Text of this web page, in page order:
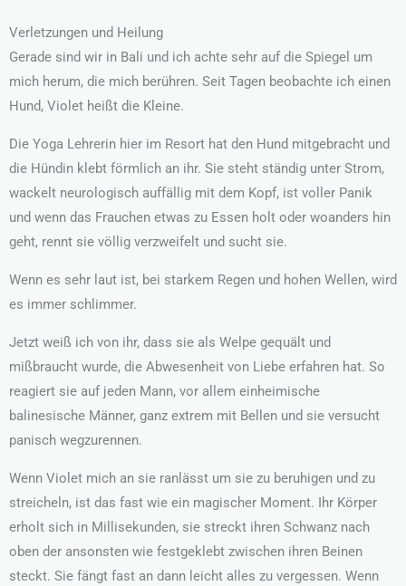
Verletzungen und Heilung
Gerade sind wir in Bali und ich achte sehr auf die Spiegel um
mich herum, die mich berühren. Seit Tagen beobachte ich einen
Hund, Violet heißt die Kleine.
Die Yoga Lehrerin hier im Resort hat den Hund mitgebracht und
die Hündin klebt förmlich an ihr. Sie steht ständig unter Strom,
wackelt neurologisch auffällig mit dem Kopf, ist voller Panik
und wenn das Frauchen etwas zu Essen holt oder woanders hin
geht, rennt sie völlig verzweifelt und sucht sie.
Wenn es sehr laut ist, bei starkem Regen und hohen Wellen, wird
es immer schlimmer.
Jetzt weiß ich von ihr, dass sie als Welpe gequält und
mißbraucht wurde, die Abwesenheit von Liebe erfahren hat. So
reagiert sie auf jeden Mann, vor allem einheimische
balinesische Männer, ganz extrem mit Bellen und sie versucht
panisch wegzurennen.
Wenn Violet mich an sie ranlässt um sie zu beruhigen und zu
streicheln, ist das fast wie ein magischer Moment. Ihr Körper
erholt sich in Millisekunden, sie streckt ihren Schwanz nach
oben der ansonsten wie festgeklebt zwischen ihren Beinen
steckt. Sie fängt fast an dann leicht alles zu vergessen. Wenn